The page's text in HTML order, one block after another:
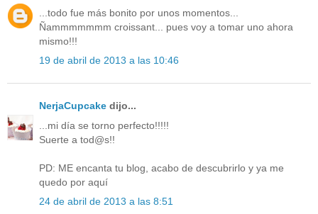
...todo fue más bonito por unos momentos...
Ñammmmmmm croissant... pues voy a tomar uno ahora
mismo!!!
19 de abril de 2013 a las 10:46
NerjaCupcake dijo...
...mi día se torno perfecto!!!!!
Suerte a tod@s!!
PD: ME encanta tu blog, acabo de descubrirlo y ya me
quedo por aquí
24 de abril de 2013 a las 8:51